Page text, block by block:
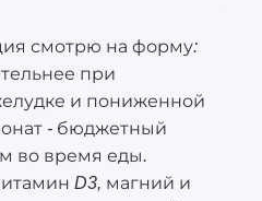
смотрю на форму:
при
и пониженной
- бюджетный
во время еды.
D3, магний и